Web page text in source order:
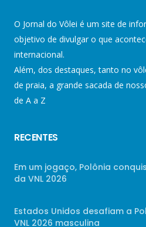
O Jornal do Vôlei é um site de
objetivo de divulgar o que
internacional.
Além, dos destaques, tanto no
de praia, a grande sacada de
de A a Z
RECENTES
Em um jogaço, Polônia
da VNL 2026
Estados Unidos desafiam a
VNL 2026 masculina